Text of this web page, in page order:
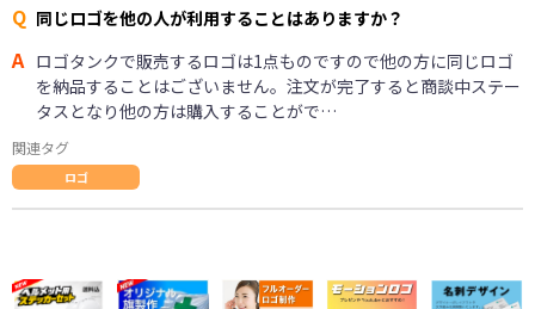
Q 同じロゴを他の人が利用することはありますか？
A ロゴタンクで販売するロゴは1点ものですので他の方に同じロゴ
を納品することはございません。注文が完了すると商談中ステー
タスとなり他の方は購入することがで…
関連タグ
ロゴ